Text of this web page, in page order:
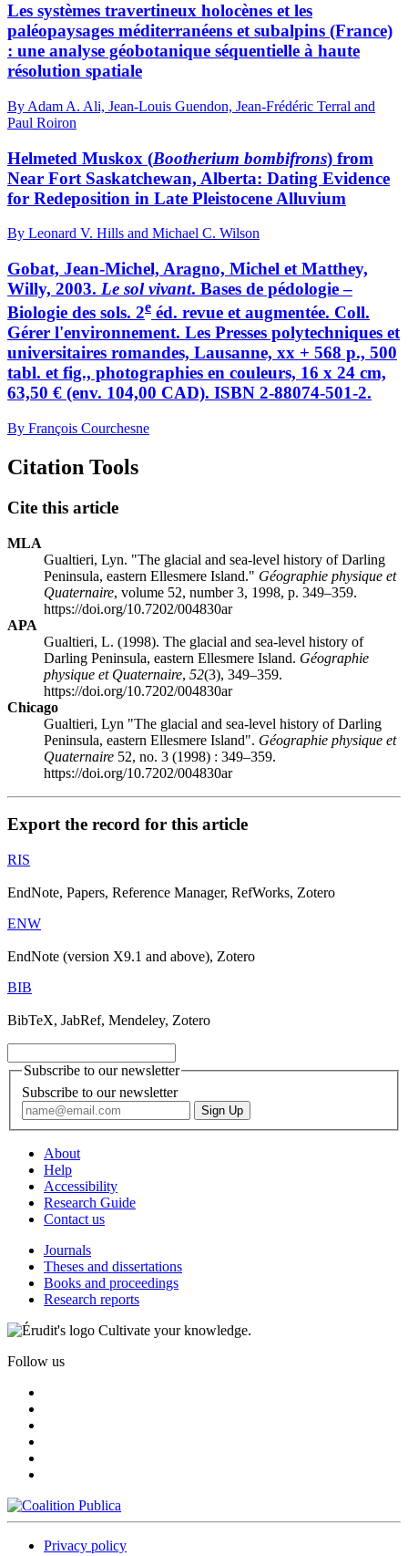
Les systèmes travertineux holocènes et les
paléopaysages méditerranéens et subalpins (France)
: une analyse géobotanique séquentielle à haute
résolution spatiale
By Adam A. Ali, Jean-Louis Guendon, Jean-Frédéric Terral and
Paul Roiron
Helmeted Muskox (Bootherium bombifrons) from
Near Fort Saskatchewan, Alberta: Dating Evidence
for Redeposition in Late Pleistocene Alluvium
By Leonard V. Hills and Michael C. Wilson
Gobat, Jean-Michel, Aragno, Michel et Matthey,
Willy, 2003. Le sol vivant. Bases de pédologie –
Biologie des sols. 2e éd. revue et augmentée. Coll.
Gérer l'environnement. Les Presses polytechniques et
universitaires romandes, Lausanne, xx + 568 p., 500
tabl. et fig., photographies en couleurs, 16 x 24 cm,
63,50 € (env. 104,00 CAD). ISBN 2-88074-501-2.
By François Courchesne
Citation Tools
Cite this article
MLA
Gualtieri, Lyn. "The glacial and sea-level history of Darling
Peninsula, eastern Ellesmere Island." Géographie physique et
Quaternaire, volume 52, number 3, 1998, p. 349–359.
https://doi.org/10.7202/004830ar
APA
Gualtieri, L. (1998). The glacial and sea-level history of
Darling Peninsula, eastern Ellesmere Island. Géographie
physique et Quaternaire, 52(3), 349–359.
https://doi.org/10.7202/004830ar
Chicago
Gualtieri, Lyn "The glacial and sea-level history of Darling
Peninsula, eastern Ellesmere Island". Géographie physique et
Quaternaire 52, no. 3 (1998) : 349–359.
https://doi.org/10.7202/004830ar
Export the record for this article
RIS
EndNote, Papers, Reference Manager, RefWorks, Zotero
ENW
EndNote (version X9.1 and above), Zotero
BIB
BibTeX, JabRef, Mendeley, Zotero
Subscribe to our newsletter
Subscribe to our newsletter
About
Help
Accessibility
Research Guide
Contact us
Journals
Theses and dissertations
Books and proceedings
Research reports
Cultivate your knowledge.
Follow us
Privacy policy